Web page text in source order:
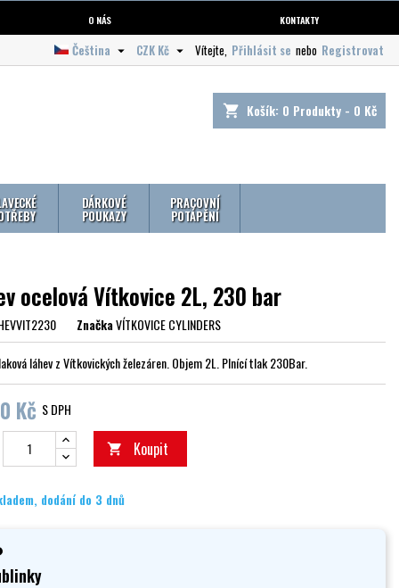
O NÁS KONTAKTY
Vítejte, Přihlásit se nebo Registrovat
CZK Kč 
Čeština 
shopping_cart Košík: 0 Produkty - 0 Kč
DÁRKOVÉ
POUKAZY
PRACOVNÍ
POTÁPĚNÍ
ocelová Vítkovice 2L, 230 bar
ZnačkaVÍTKOVICE CYLINDERS
láhev z Vítkovických železáren. Objem 2L. Plnící tlak 230Bar.
Kč S DPH
 Koupit
dodání do 3 dnů